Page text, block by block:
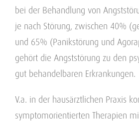
bei der Behandlung von
je nach Störung, zwischen 40%
und 65% (Panikstörung und
gehört die Angststörung zu den
gut behandelbaren Erkrankungen.
V.a. in der hausärztlichen Praxis
symptomorientierten Therapien